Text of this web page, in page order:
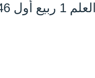
البرعي